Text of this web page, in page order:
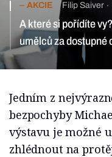
AKCIE Filip Saiver
A které si pořídíte
umělců za dostupné
Jedním z
bezpochyby
výstavu je možné
zhlédnout na